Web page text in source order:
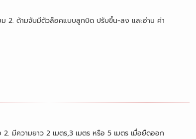
ม 2. ด้ามจับมีตัวล็อคแบบลูกบิด ปรับขึ้น-ลง และอ่าน ค่า
มีความยาว 2 เมตร,3 เมตร หรือ 5 เมตร เมื่อยืดออก